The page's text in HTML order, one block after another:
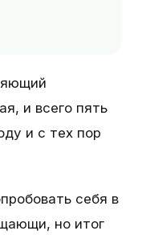
и всего пять
и с тех пор
себя в
но итог